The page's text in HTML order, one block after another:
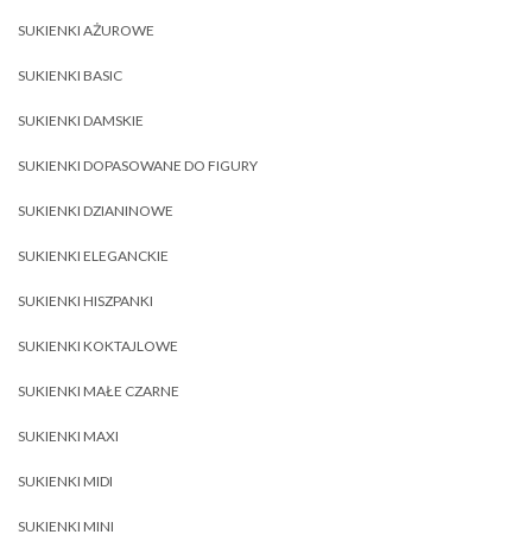
SUKIENKI AŻUROWE
SUKIENKI BASIC
SUKIENKI DAMSKIE
SUKIENKI DOPASOWANE DO FIGURY
SUKIENKI DZIANINOWE
SUKIENKI ELEGANCKIE
SUKIENKI HISZPANKI
SUKIENKI KOKTAJLOWE
SUKIENKI MAŁE CZARNE
SUKIENKI MAXI
SUKIENKI MIDI
SUKIENKI MINI